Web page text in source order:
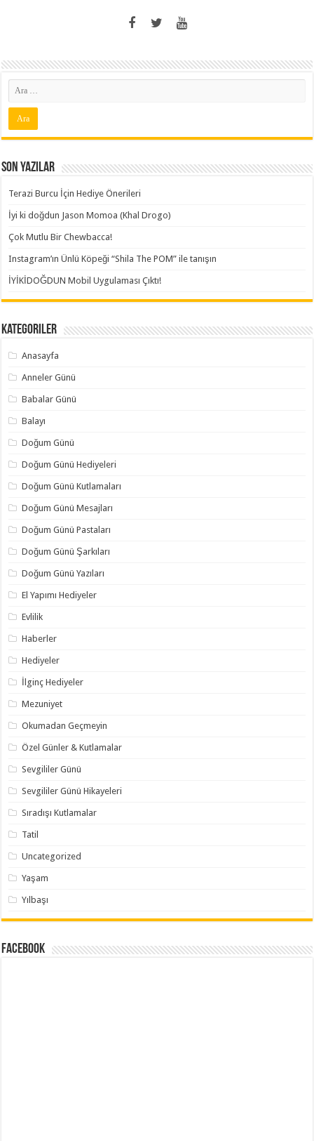
Son Yazılar
Terazi Burcu İçin Hediye Önerileri
İyi ki doğdun Jason Momoa (Khal Drogo)
Çok Mutlu Bir Chewbacca!
Instagram’ın Ünlü Köpeği “Shila The POM” ile tanışın
İYİKİDOĞDUN Mobil Uygulaması Çıktı!
Kategoriler
Anasayfa
Anneler Günü
Babalar Günü
Balayı
Doğum Günü
Doğum Günü Hediyeleri
Doğum Günü Kutlamaları
Doğum Günü Mesajları
Doğum Günü Pastaları
Doğum Günü Şarkıları
Doğum Günü Yazıları
El Yapımı Hediyeler
Evlilik
Haberler
Hediyeler
İlginç Hediyeler
Mezuniyet
Okumadan Geçmeyin
Özel Günler & Kutlamalar
Sevgililer Günü
Sevgililer Günü Hikayeleri
Sıradışı Kutlamalar
Tatil
Uncategorized
Yaşam
Yılbaşı
Facebook